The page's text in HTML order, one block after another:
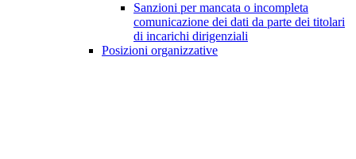
Sanzioni per mancata o incompleta
comunicazione dei dati da parte dei titolari
di incarichi dirigenziali
Posizioni organizzative